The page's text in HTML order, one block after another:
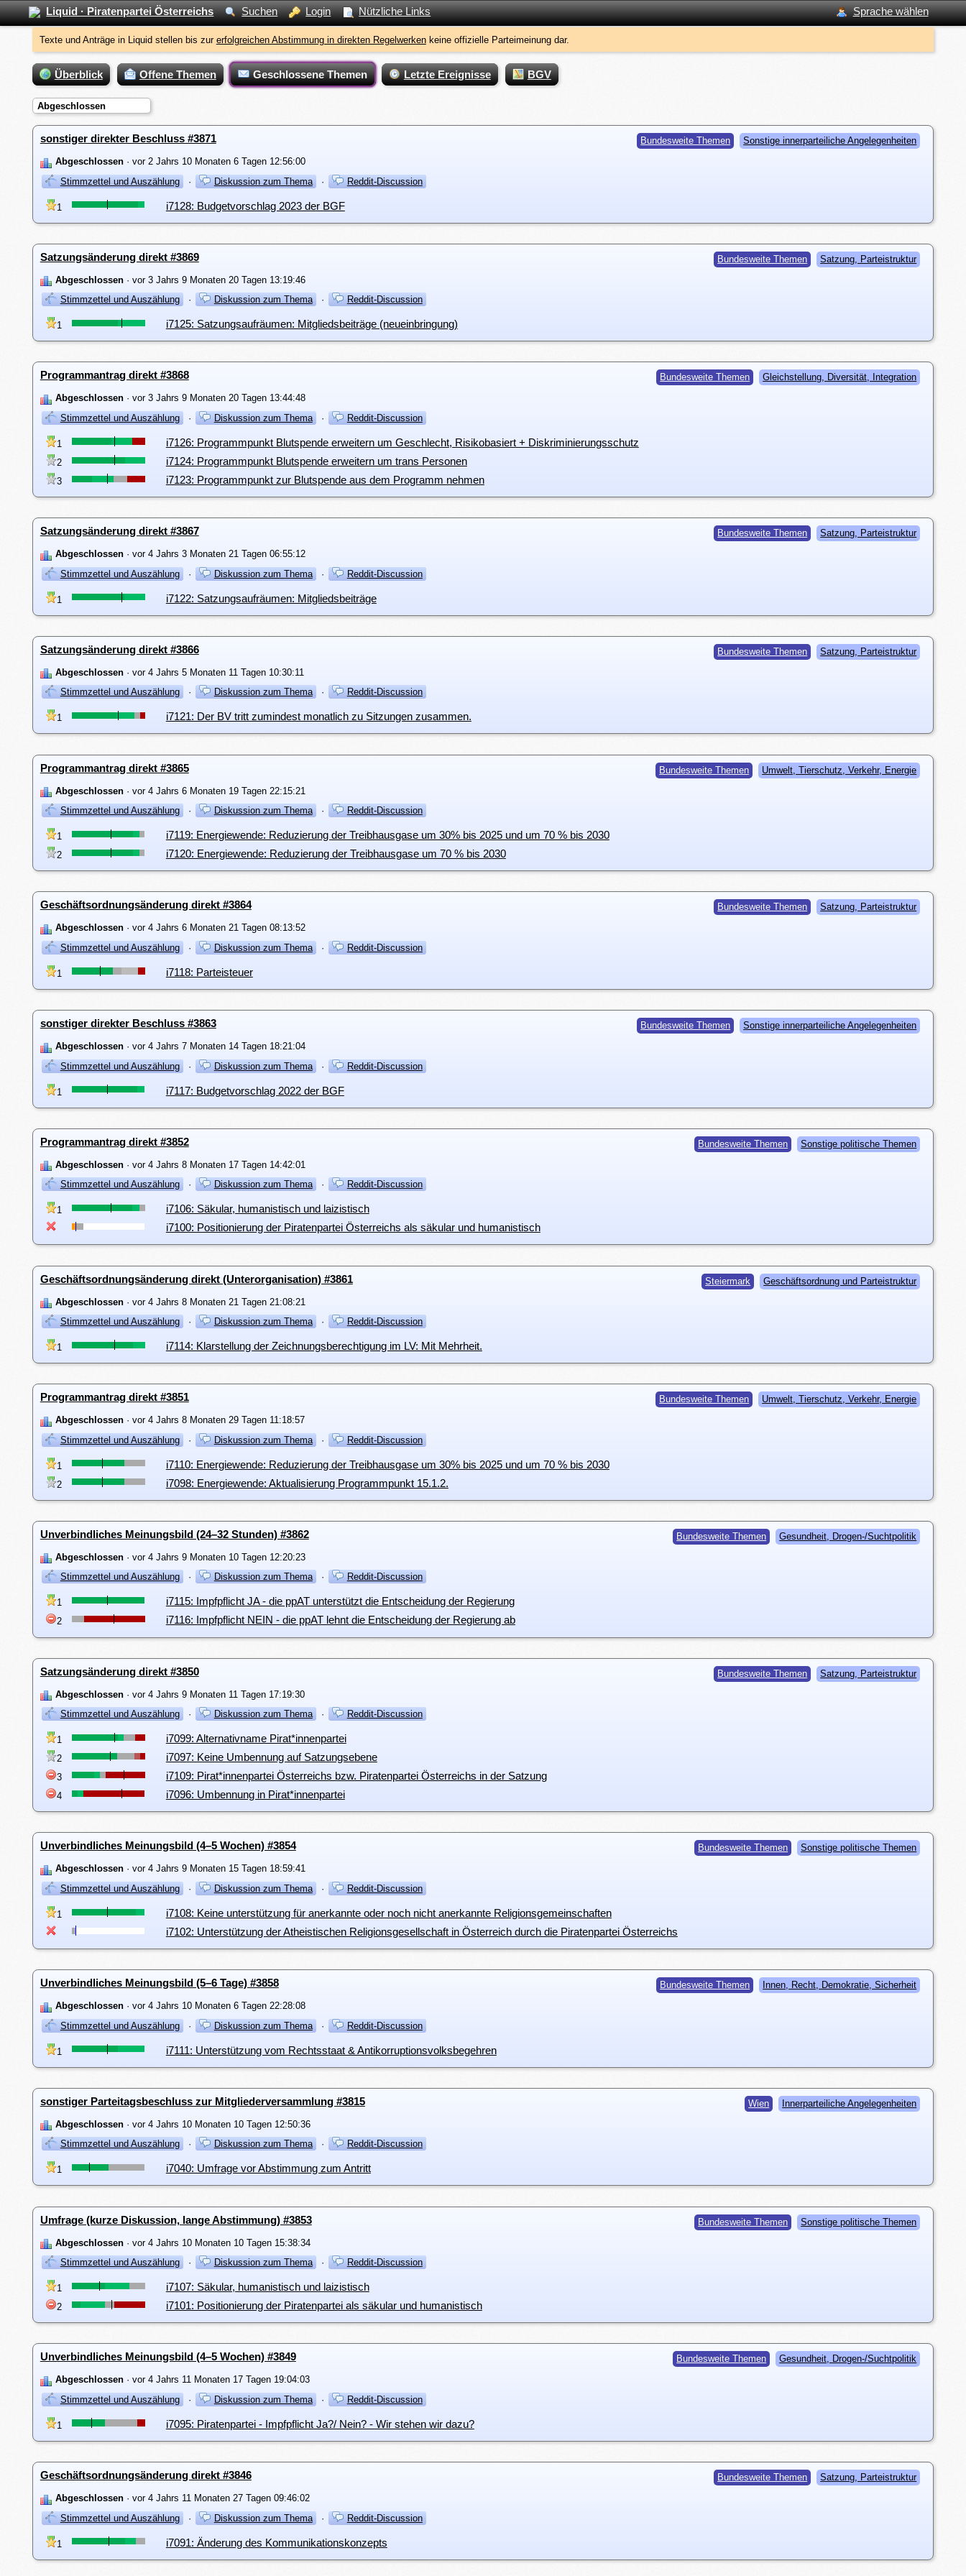
Liquid · Piratenpartei Österreichs Suchen Login Nützliche Links Sprache wählen
Texte und Anträge in Liquid stellen bis zur erfolgreichen Abstimmung in direkten Regelwerkenkeine offizielle Parteimeinung dar.
Überblick Offene Themen Geschlossene Themen Letzte Ereignisse BGV
Abgeschlossen
Bundesweite Themen Sonstige innerparteiliche Angelegenheiten
sonstiger direkter Beschluss #3871
Abgeschlossen· vor 2 Jahrs 10 Monaten 6 Tagen 12:56:00
Stimmzettel und Auszählung
· Diskussion zum Thema · Reddit-Discussion
1 i7128: Budgetvorschlag 2023 der BGF
Bundesweite Themen Satzung, Parteistruktur
Satzungsänderung direkt #3869
Abgeschlossen· vor 3 Jahrs 9 Monaten 20 Tagen 13:19:46
Stimmzettel und Auszählung
· Diskussion zum Thema · Reddit-Discussion
1 i7125: Satzungsaufräumen: Mitgliedsbeiträge (neueinbringung)
Bundesweite Themen Gleichstellung, Diversität, Integration
Programmantrag direkt #3868
Abgeschlossen· vor 3 Jahrs 9 Monaten 20 Tagen 13:44:48
Stimmzettel und Auszählung
· Diskussion zum Thema · Reddit-Discussion
1 i7126: Programmpunkt Blutspende erweitern um Geschlecht, Risikobasiert + Diskriminierungsschutz
2 i7124: Programmpunkt Blutspende erweitern um trans Personen
3 i7123: Programmpunkt zur Blutspende aus dem Programm nehmen
Bundesweite Themen Satzung, Parteistruktur
Satzungsänderung direkt #3867
Abgeschlossen· vor 4 Jahrs 3 Monaten 21 Tagen 06:55:12
Stimmzettel und Auszählung
· Diskussion zum Thema · Reddit-Discussion
1 i7122: Satzungsaufräumen: Mitgliedsbeiträge
Bundesweite Themen Satzung, Parteistruktur
Satzungsänderung direkt #3866
Abgeschlossen· vor 4 Jahrs 5 Monaten 11 Tagen 10:30:11
Stimmzettel und Auszählung
· Diskussion zum Thema · Reddit-Discussion
1 i7121: Der BV tritt zumindest monatlich zu Sitzungen zusammen.
Bundesweite Themen Umwelt, Tierschutz, Verkehr, Energie
Programmantrag direkt #3865
Abgeschlossen· vor 4 Jahrs 6 Monaten 19 Tagen 22:15:21
Stimmzettel und Auszählung
· Diskussion zum Thema · Reddit-Discussion
1 i7119: Energiewende: Reduzierung der Treibhausgase um 30% bis 2025 und um 70 % bis 2030
2 i7120: Energiewende: Reduzierung der Treibhausgase um 70 % bis 2030
Bundesweite Themen Satzung, Parteistruktur
Geschäftsordnungsänderung direkt #3864
Abgeschlossen· vor 4 Jahrs 6 Monaten 21 Tagen 08:13:52
Stimmzettel und Auszählung
· Diskussion zum Thema · Reddit-Discussion
1 i7118: Parteisteuer
Bundesweite Themen Sonstige innerparteiliche Angelegenheiten
sonstiger direkter Beschluss #3863
Abgeschlossen· vor 4 Jahrs 7 Monaten 14 Tagen 18:21:04
Stimmzettel und Auszählung
· Diskussion zum Thema · Reddit-Discussion
1 i7117: Budgetvorschlag 2022 der BGF
Bundesweite Themen Sonstige politische Themen
Programmantrag direkt #3852
Abgeschlossen· vor 4 Jahrs 8 Monaten 17 Tagen 14:42:01
Stimmzettel und Auszählung
· Diskussion zum Thema · Reddit-Discussion
1
i7106: Säkular, humanistisch und laizistisch
i7100: Positionierung der Piratenpartei Österreichs als säkular und humanistisch
Steiermark Geschäftsordnung und Parteistruktur
Geschäftsordnungsänderung direkt (Unterorganisation) #3861
Abgeschlossen· vor 4 Jahrs 8 Monaten 21 Tagen 21:08:21
Stimmzettel und Auszählung
· Diskussion zum Thema · Reddit-Discussion
1 i7114: Klarstellung der Zeichnungsberechtigung im LV: Mit Mehrheit.
Bundesweite Themen Umwelt, Tierschutz, Verkehr, Energie
Programmantrag direkt #3851
Abgeschlossen· vor 4 Jahrs 8 Monaten 29 Tagen 11:18:57
Stimmzettel und Auszählung
· Diskussion zum Thema · Reddit-Discussion
1 i7110: Energiewende: Reduzierung der Treibhausgase um 30% bis 2025 und um 70 % bis 2030
2 i7098: Energiewende: Aktualisierung Programmpunkt 15.1.2.
Bundesweite Themen Gesundheit, Drogen-/Suchtpolitik
Unverbindliches Meinungsbild (24–32 Stunden) #3862
Abgeschlossen· vor 4 Jahrs 9 Monaten 10 Tagen 12:20:23
Stimmzettel und Auszählung
· Diskussion zum Thema · Reddit-Discussion
1 i7115: Impfpflicht JA - die ppAT unterstützt die Entscheidung der Regierung
2 i7116: Impfpflicht NEIN - die ppAT lehnt die Entscheidung der Regierung ab
Bundesweite Themen Satzung, Parteistruktur
Satzungsänderung direkt #3850
Abgeschlossen· vor 4 Jahrs 9 Monaten 11 Tagen 17:19:30
Stimmzettel und Auszählung
· Diskussion zum Thema · Reddit-Discussion
1 i7099: Alternativname Pirat*innenpartei
2 i7097: Keine Umbennung auf Satzungsebene
3 i7109: Pirat*innenpartei Österreichs bzw. Piratenpartei Österreichs in der Satzung
4 i7096: Umbennung in Pirat*innenpartei
Bundesweite Themen Sonstige politische Themen
Unverbindliches Meinungsbild (4–5 Wochen) #3854
Abgeschlossen· vor 4 Jahrs 9 Monaten 15 Tagen 18:59:41
Stimmzettel und Auszählung
· Diskussion zum Thema · Reddit-Discussion
1
i7108: Keine unterstützung für anerkannte oder noch nicht anerkannte Religionsgemeinschaften
i7102: Unterstützung der Atheistischen Religionsgesellschaft in Österreich durch die Piratenpartei Österreichs
Bundesweite Themen Innen, Recht, Demokratie, Sicherheit
Unverbindliches Meinungsbild (5–6 Tage) #3858
Abgeschlossen· vor 4 Jahrs 10 Monaten 6 Tagen 22:28:08
Stimmzettel und Auszählung
· Diskussion zum Thema · Reddit-Discussion
1 i7111: Unterstützung vom Rechtsstaat & Antikorruptionsvolksbegehren
Wien Innerparteiliche Angelegenheiten
sonstiger Parteitagsbeschluss zur Mitgliederversammlung #3815
Abgeschlossen· vor 4 Jahrs 10 Monaten 10 Tagen 12:50:36
Stimmzettel und Auszählung
· Diskussion zum Thema · Reddit-Discussion
1 i7040: Umfrage vor Abstimmung zum Antritt
Bundesweite Themen Sonstige politische Themen
Umfrage (kurze Diskussion, lange Abstimmung) #3853
Abgeschlossen· vor 4 Jahrs 10 Monaten 10 Tagen 15:38:34
Stimmzettel und Auszählung
· Diskussion zum Thema · Reddit-Discussion
1 i7107: Säkular, humanistisch und laizistisch
2 i7101: Positionierung der Piratenpartei als säkular und humanistisch
Bundesweite Themen Gesundheit, Drogen-/Suchtpolitik
Unverbindliches Meinungsbild (4–5 Wochen) #3849
Abgeschlossen· vor 4 Jahrs 11 Monaten 17 Tagen 19:04:03
Stimmzettel und Auszählung
· Diskussion zum Thema · Reddit-Discussion
1 i7095: Piratenpartei - Impfpflicht Ja?/ Nein? - Wir stehen wir dazu?
Bundesweite Themen Satzung, Parteistruktur
Geschäftsordnungsänderung direkt #3846
Abgeschlossen· vor 4 Jahrs 11 Monaten 27 Tagen 09:46:02
Stimmzettel und Auszählung
· Diskussion zum Thema · Reddit-Discussion
1 i7091: Änderung des Kommunikationskonzepts